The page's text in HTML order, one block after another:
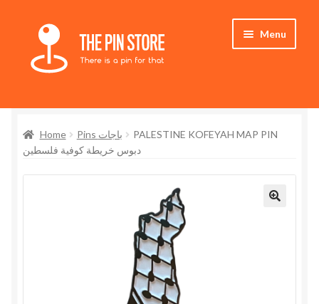
Skip
navigation
Skip
content
Menu
Store
My Account
Home Pins باجات
PALESTINE KOFEYAH MAP PIN
دبوس خريطة كوفية فلسطين